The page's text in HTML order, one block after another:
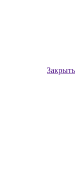
Закрыть